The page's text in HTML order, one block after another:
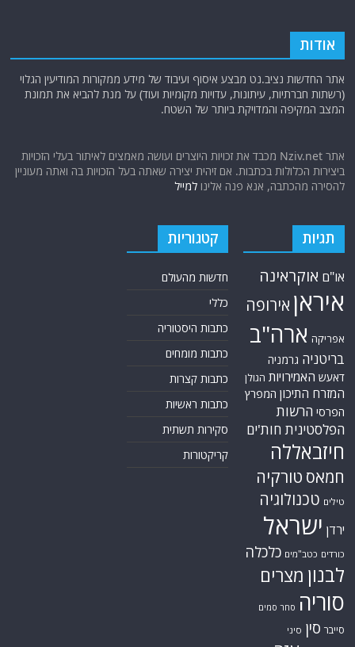
אודות
אתר החדשות נציב.נט מבצע איסוף ועיבוד של מידע ממקורות המודיעין הגלוי
(רשתות חברתיות, עיתונות, עדויות מקומיות ועוד) על מנת להביא את תמונת
המצב המקיפה והמדויקת ביותר של השטח.
אתר Nziv.net מכבד את זכויות היוצרים ועושה מאמצים לאיתור בעלי הזכויות
ביצירות הכלולות בכתבות. אם זיהית יצירה שאתה בעל הזכויות בה ואתה מעוניין
להסירה מהכתבה, אנא פנה אלינולמייל
תגיות
או"ם אוקראינה
איראן אירופה
אפריקה ארה"ב
בריטניה גרמניה
דאעש האמירויות הגולן
המזרח התיכון המפרץ
הפרסי הרשות
הפלסטינית חות'ים
חיזבאללה
חמאס טורקיה
טילים טכנולוגיה
ירדן ישראל
כורדים כטב"מים כלכלה
לבנון מצרים
סוריה סחר סמים
סייבר סין סיני
קטגוריות
חדשות מהעולם
כללי
כתבות היסטוריה
כתבות מומחים
כתבות קצרות
כתבות ראשיות
סקירות תשתית
קריקטורות